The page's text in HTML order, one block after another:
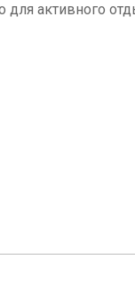
для активного